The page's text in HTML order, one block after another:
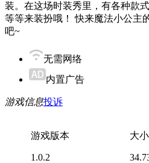
装。在这场时装秀里，有各种款
等等来装扮哦！ 快来魔法小公主
吧~
无需网络
内置广告
游戏信息投诉
游戏版本
1.0.2
大小